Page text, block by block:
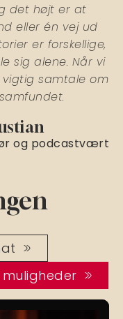
det højt er at
eller én vej ud
er forskellige,
sig alene. Når vi
samtale om
og podcastvært
muligheder